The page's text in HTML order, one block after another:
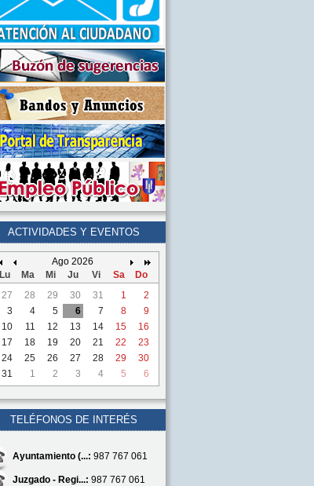
ACTIVIDADES Y EVENTOS
Ago 2026
Lu
Ma Mi Ju Vi Sa
Do
27
28 29 30 31 1
2
3
4 5 6 7 8
9
10
11 12 13 14 15
16
17
18 19 20 21 22
23
24
25 26 27 28 29
30
31
1 2 3 4 5 6
TELÉFONOS DE INTERÉS
Ayuntamiento (...: 987 767 061
Juzgado - Regi...: 987 767 061